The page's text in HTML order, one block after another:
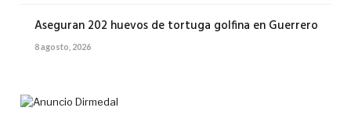
Aseguran 202 huevos de tortuga golfina en Guerrero
8 agosto, 2026